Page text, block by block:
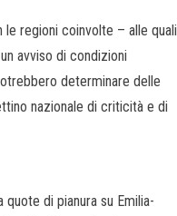
le regioni coinvolte – alle quali
avviso di condizioni
determinare delle
nazionale di criticità e di
di pianura su Emilia-